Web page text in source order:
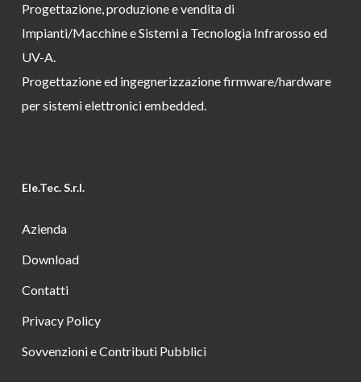
Progettazione, produzione e vendita di
Impianti/Macchine e Sistemi a Tecnologia Infrarosso ed
UV-A.
Progettazione ed ingegnerizzazione firmware/hardware
per sistemi elettronici embedded.
Ele.Tec. S.r.l.
Azienda
Download
Contatti
Privacy Policy
Sovvenzioni e Contributi Pubblici